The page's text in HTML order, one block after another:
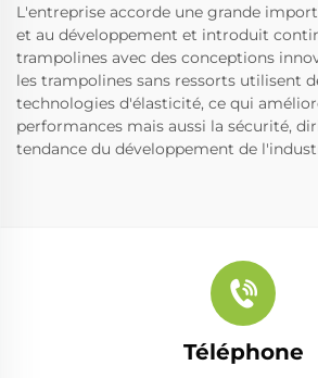
L'entreprise accorde une grande
et au développement et introduit
trampolines avec des conceptions
les trampolines sans ressorts utilisent
technologies d'élasticité, ce qui
performances mais aussi la sécurité,
tendance du développement de
Téléphone